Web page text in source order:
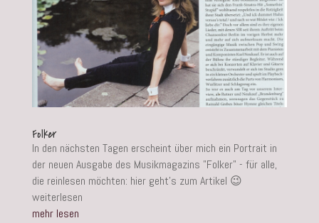
Folker
In den nächsten Tagen erscheint über mich ein Portrait in
der neuen Ausgabe des Musikmagazins "Folker" - für alle,
die reinlesen möchten: hier geht's zum Artikel 😉
weiterlesen
mehr lesen